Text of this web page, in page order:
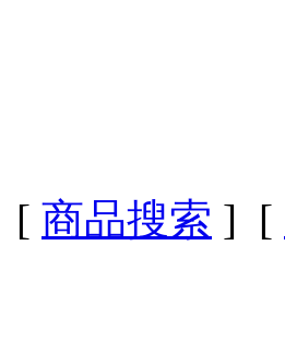
[ 商品搜索 ] [